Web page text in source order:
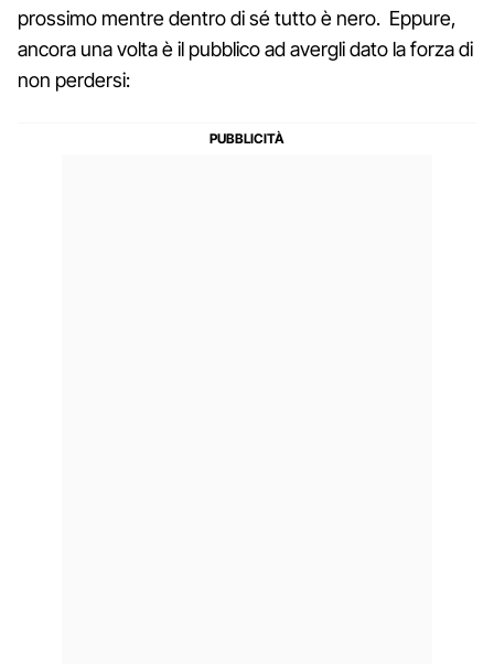
prossimo mentre dentro di sé tutto è nero. Eppure,
ancora una volta è il pubblico ad avergli dato la forza di
non perdersi: